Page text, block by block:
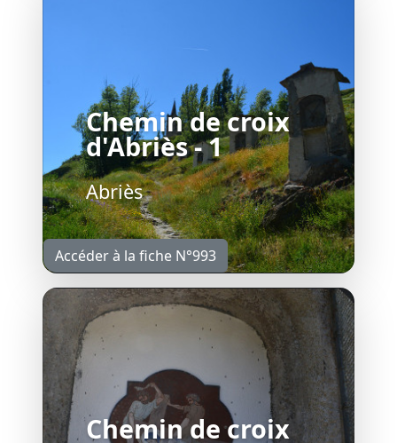
Chemin de croix
d'Abriès - 1
Abriès
Accéder à la fiche N°993
Chemin de croix